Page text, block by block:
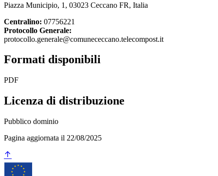
Piazza Municipio, 1, 03023 Ceccano FR, Italia
Centralino: 07756221
Protocollo Generale:
protocollo.generale@comunececcano.telecompost.it
Formati disponibili
PDF
Licenza di distribuzione
Pubblico dominio
Pagina aggiornata il 22/08/2025